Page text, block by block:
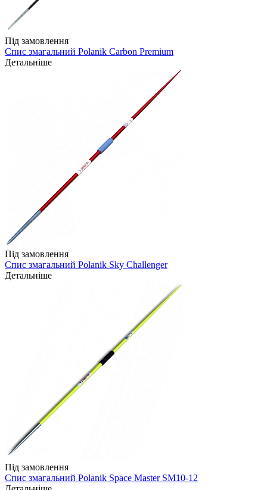
Під замовлення
Спис змагальний Polanik Carbon Premium
Детальніше
Під замовлення
Спис змагальний Polanik Sky Challenger
Детальніше
Під замовлення
Спис змагальний Polanik Space Master SM10-12